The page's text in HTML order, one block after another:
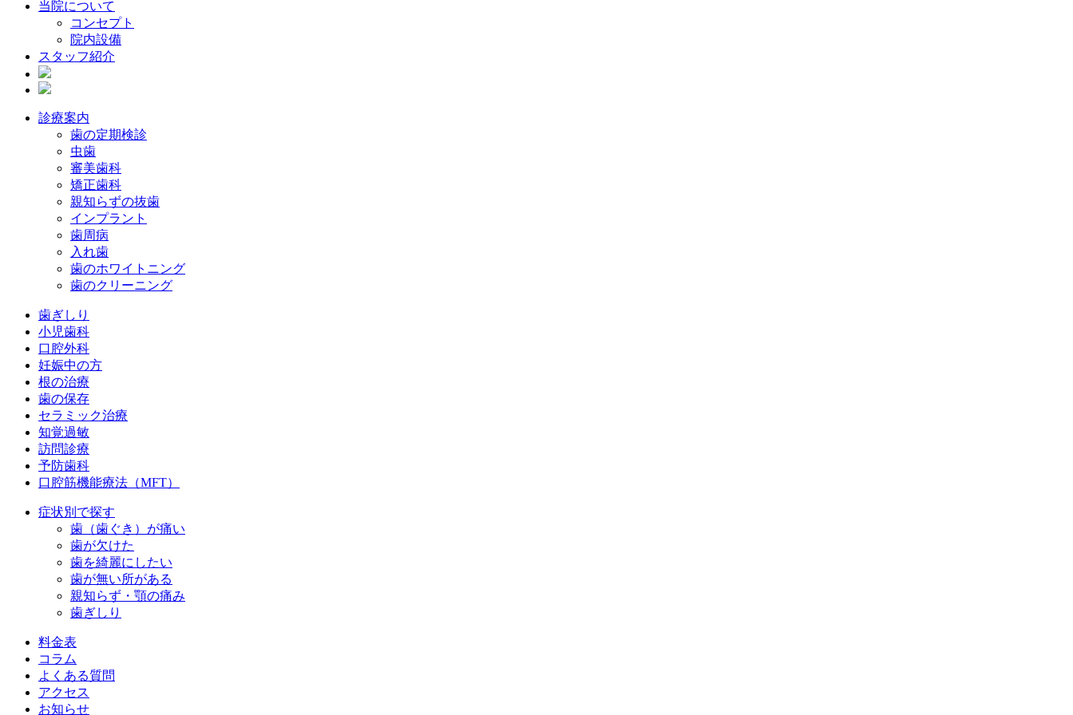
当院について
コンセプト
院内設備
スタッフ紹介
診療案内
歯の定期検診
虫歯
審美歯科
矯正歯科
親知らずの抜歯
インプラント
歯周病
入れ歯
歯のホワイトニング
歯のクリーニング
歯ぎしり
小児歯科
口腔外科
妊娠中の方
根の治療
歯の保存
セラミック治療
知覚過敏
訪問診療
予防歯科
口腔筋機能療法（MFT）
症状別で探す
歯（歯ぐき）が痛い
歯が欠けた
歯を綺麗にしたい
歯が無い所がある
親知らず・顎の痛み
歯ぎしり
料金表
コラム
よくある質問
アクセス
お知らせ